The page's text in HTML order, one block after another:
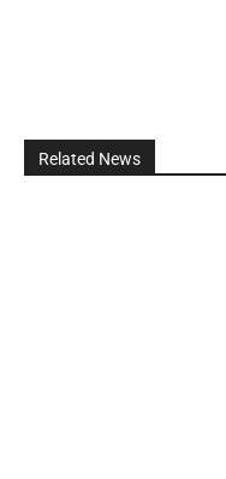
Related News